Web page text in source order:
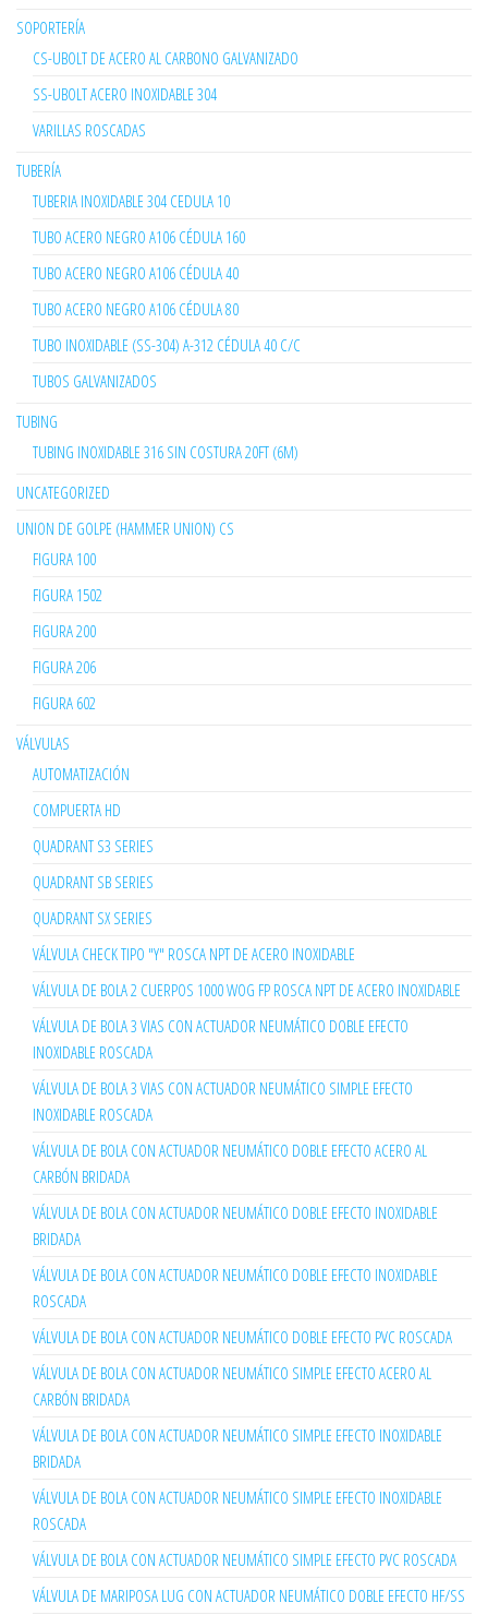
SOPORTERÍA
CS-UBOLT DE ACERO AL CARBONO GALVANIZADO
SS-UBOLT ACERO INOXIDABLE 304
VARILLAS ROSCADAS
TUBERÍA
TUBERIA INOXIDABLE 304 CEDULA 10
TUBO ACERO NEGRO A106 CÉDULA 160
TUBO ACERO NEGRO A106 CÉDULA 40
TUBO ACERO NEGRO A106 CÉDULA 80
TUBO INOXIDABLE (SS-304) A-312 CÉDULA 40 C/C
TUBOS GALVANIZADOS
TUBING
TUBING INOXIDABLE 316 SIN COSTURA 20FT (6M)
UNCATEGORIZED
UNION DE GOLPE (HAMMER UNION) CS
FIGURA 100
FIGURA 1502
FIGURA 200
FIGURA 206
FIGURA 602
VÁLVULAS
AUTOMATIZACIÓN
COMPUERTA HD
QUADRANT S3 SERIES
QUADRANT SB SERIES
QUADRANT SX SERIES
VÁLVULA CHECK TIPO "Y" ROSCA NPT DE ACERO INOXIDABLE
VÁLVULA DE BOLA 2 CUERPOS 1000 WOG FP ROSCA NPT DE ACERO INOXIDABLE
VÁLVULA DE BOLA 3 VIAS CON ACTUADOR NEUMÁTICO DOBLE EFECTO
INOXIDABLE ROSCADA
VÁLVULA DE BOLA 3 VIAS CON ACTUADOR NEUMÁTICO SIMPLE EFECTO
INOXIDABLE ROSCADA
VÁLVULA DE BOLA CON ACTUADOR NEUMÁTICO DOBLE EFECTO ACERO AL
CARBÓN BRIDADA
VÁLVULA DE BOLA CON ACTUADOR NEUMÁTICO DOBLE EFECTO INOXIDABLE
BRIDADA
VÁLVULA DE BOLA CON ACTUADOR NEUMÁTICO DOBLE EFECTO INOXIDABLE
ROSCADA
VÁLVULA DE BOLA CON ACTUADOR NEUMÁTICO DOBLE EFECTO PVC ROSCADA
VÁLVULA DE BOLA CON ACTUADOR NEUMÁTICO SIMPLE EFECTO ACERO AL
CARBÓN BRIDADA
VÁLVULA DE BOLA CON ACTUADOR NEUMÁTICO SIMPLE EFECTO INOXIDABLE
BRIDADA
VÁLVULA DE BOLA CON ACTUADOR NEUMÁTICO SIMPLE EFECTO INOXIDABLE
ROSCADA
VÁLVULA DE BOLA CON ACTUADOR NEUMÁTICO SIMPLE EFECTO PVC ROSCADA
VÁLVULA DE MARIPOSA LUG CON ACTUADOR NEUMÁTICO DOBLE EFECTO HF/SS